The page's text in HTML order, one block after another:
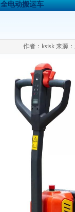
全电动搬运车
作者：ksisk 来源